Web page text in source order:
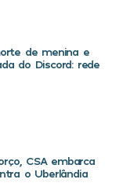
de menina e
do Discord: rede
CSA embarca
o Uberlândia